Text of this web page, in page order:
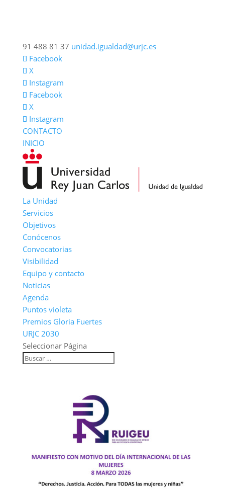
91 488 81 37 unidad.igualdad@urjc.es
Facebook
X
Instagram
Facebook
X
Instagram
CONTACTO
INICIO
La Unidad
Servicios
Objetivos
Conócenos
Convocatorias
Visibilidad
Equipo y contacto
Noticias
Agenda
Puntos violeta
Premios Gloria Fuertes
URJC 2030
Seleccionar Página